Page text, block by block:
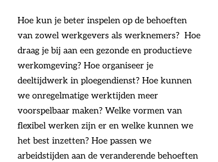
Hoe kun je beter inspelen op de behoeften
van zowel werkgevers als werknemers? Hoe
draag je bij aan een gezonde en productieve
werkomgeving? Hoe organiseer je
deeltijdwerk in ploegendienst? Hoe kunnen
we onregelmatige werktijden meer
voorspelbaar maken? Welke vormen van
flexibel werken zijn er en welke kunnen we
het best inzetten? Hoe passen we
arbeidstijden aan de veranderende behoeften